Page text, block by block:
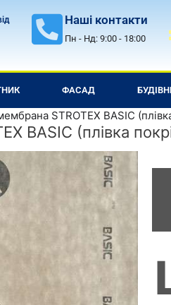
Наші контакти
Пн - Нд: 9:00 - 18:00
ФАСАД
STROTEX BASIC
BASIC (плівка